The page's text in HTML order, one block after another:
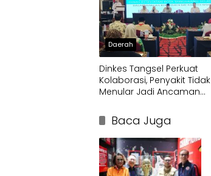
Daerah
Dinkes Tangsel Perkuat
Kolaborasi, Penyakit Tidak
Menular Jadi Ancaman
Baca Juga